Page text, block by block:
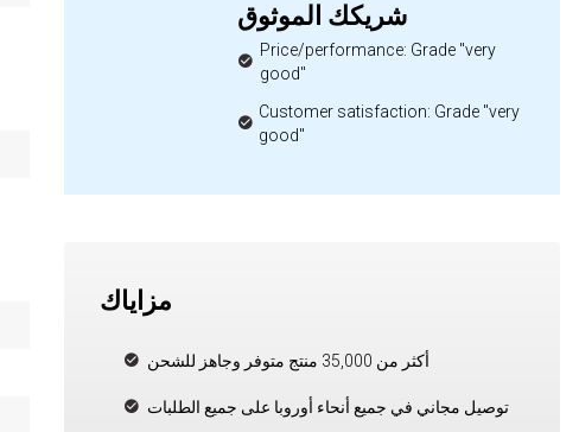
شريكك الموثوق
Price/performance: Grade "very
good"
Customer satisfaction: Grade "very
good"
مزاياك
أكثر من 35,000 منتج متوفر وجاهز للشحن
توصيل مجاني في جميع أنحاء أوروبا على جميع الطلبات